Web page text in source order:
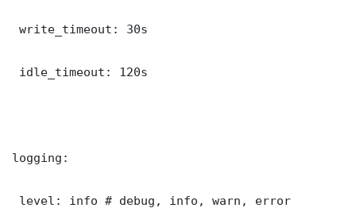
write_timeout: 30s
idle_timeout: 120s
logging:
level: info # debug, info, warn, error